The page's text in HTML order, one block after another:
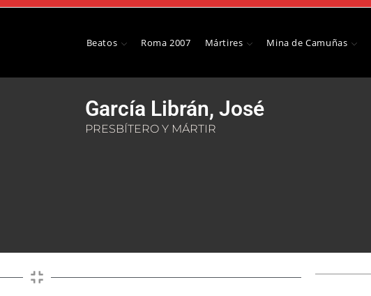
Beatos Roma 2007 Mártires Mina de Camuñas
García Librán, José
PRESBÍTERO Y MÁRTIR